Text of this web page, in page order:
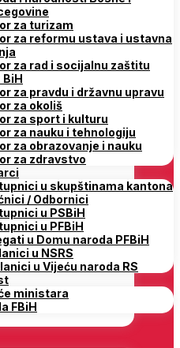
za turizam
za reformu ustava i ustavna
za rad i socijalnu zaštitu
BiH
za pravdu i državnu upravu
za okoliš
za sport i kulturu
za nauku i tehnologiju
za obrazovanje i nauku
za zdravstvo
u skupštinama kantona
/ Odbornici
u PSBiH
u PFBiH
u Domu naroda PFBiH
u NSRS
u Vijeću naroda RS
ministara
FBiH